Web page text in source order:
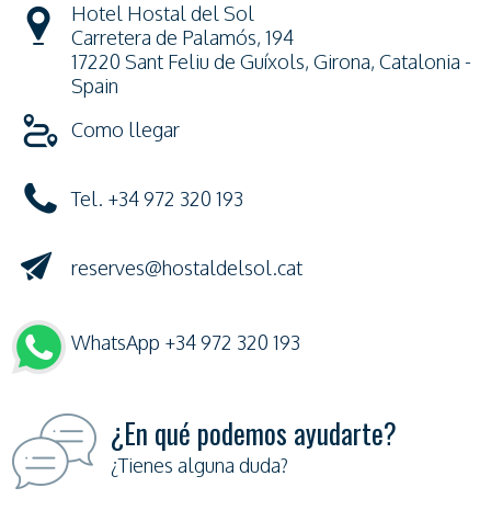
¿En qué podemos ayudarte?
¿Tienes alguna duda?
Hotel Hostal del Sol
Carretera de Palamós, 194
17220 Sant Feliu de Guíxols, Girona, Catalonia -
Spain
Como llegar
Tel. +34 972 320 193
reserves@hostaldelsol.cat
WhatsApp +34 972 320 193